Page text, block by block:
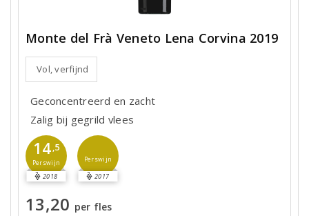
Monte del Frà Veneto Lena Corvina 2019
Vol, verfijnd
Geconcentreerd en zacht
Zalig bij gegrild vlees
14,5
Perswijn
2018
Perswijn
2017
13,20 per fles